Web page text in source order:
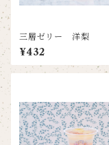
三層ゼリー 洋梨
¥432